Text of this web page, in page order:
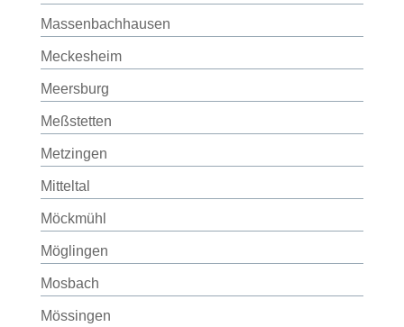
Massenbachhausen
Meckesheim
Meersburg
Meßstetten
Metzingen
Mitteltal
Möckmühl
Möglingen
Mosbach
Mössingen